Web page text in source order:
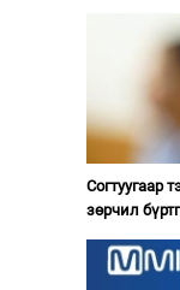
Согтуугаар
зөрчил